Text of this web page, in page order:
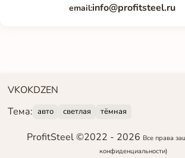
email:info@profitsteel.ru
VKOKDZEN
Тема: авто светлая тёмная
ProfitSteel ©2022 - 2026 Все права
конфиденциальности)